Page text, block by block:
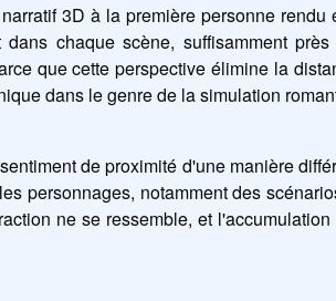
3D à la première personne
chaque scène, suffisamment
que cette perspective élimine la
dans le genre de la simulation
de proximité d'une manière
personnages, notamment des
ne se ressemble, et